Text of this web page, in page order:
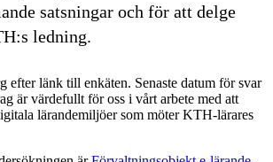
satsningar och för att delge
ledning.
länk till enkäten. Senaste datum för svar
är värdefullt för oss i vårt arbete med att
lärandemiljöer som möter KTH-lärares